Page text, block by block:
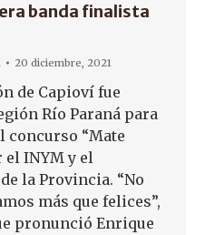
banda finalista
20 diciembre, 2021
de Capioví fue
Río Paraná para
concurso “Mate
el INYM y el
la Provincia. “No
más que felices”,
pronunció Enrique